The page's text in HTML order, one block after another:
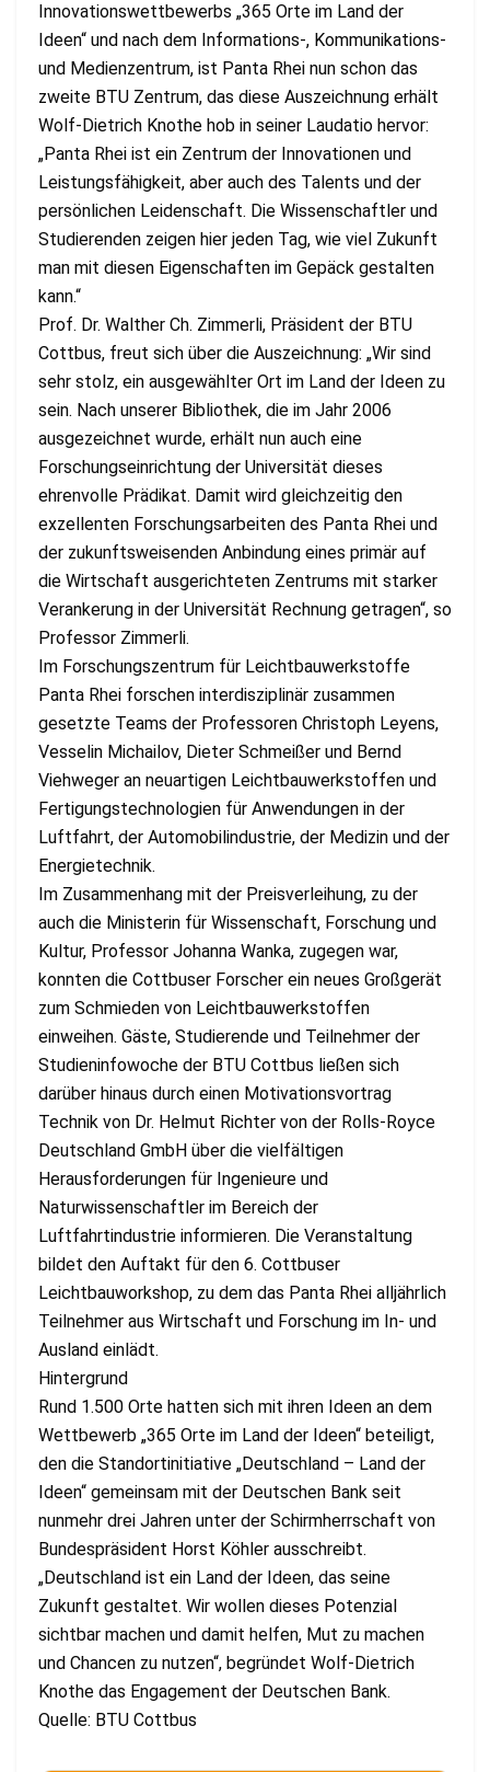
Innovationswettbewerbs „365 Orte im Land der
Ideen“ und nach dem Informations-, Kommunikations-
und Medienzentrum, ist Panta Rhei nun schon das
zweite BTU Zentrum, das diese Auszeichnung erhält
Wolf-Dietrich Knothe hob in seiner Laudatio hervor:
„Panta Rhei ist ein Zentrum der Innovationen und
Leistungsfähigkeit, aber auch des Talents und der
persönlichen Leidenschaft. Die Wissenschaftler und
Studierenden zeigen hier jeden Tag, wie viel Zukunft
man mit diesen Eigenschaften im Gepäck gestalten
kann.“
Prof. Dr. Walther Ch. Zimmerli, Präsident der BTU
Cottbus, freut sich über die Auszeichnung: „Wir sind
sehr stolz, ein ausgewählter Ort im Land der Ideen zu
sein. Nach unserer Bibliothek, die im Jahr 2006
ausgezeichnet wurde, erhält nun auch eine
Forschungseinrichtung der Universität dieses
ehrenvolle Prädikat. Damit wird gleichzeitig den
exzellenten Forschungsarbeiten des Panta Rhei und
der zukunftsweisenden Anbindung eines primär auf
die Wirtschaft ausgerichteten Zentrums mit starker
Verankerung in der Universität Rechnung getragen“, so
Professor Zimmerli.
Im Forschungszentrum für Leichtbauwerkstoffe
Panta Rhei forschen interdisziplinär zusammen
gesetzte Teams der Professoren Christoph Leyens,
Vesselin Michailov, Dieter Schmeißer und Bernd
Viehweger an neuartigen Leichtbauwerkstoffen und
Fertigungstechnologien für Anwendungen in der
Luftfahrt, der Automobilindustrie, der Medizin und der
Energietechnik.
Im Zusammenhang mit der Preisverleihung, zu der
auch die Ministerin für Wissenschaft, Forschung und
Kultur, Professor Johanna Wanka, zugegen war,
konnten die Cottbuser Forscher ein neues Großgerät
zum Schmieden von Leichtbauwerkstoffen
einweihen. Gäste, Studierende und Teilnehmer der
Studieninfowoche der BTU Cottbus ließen sich
darüber hinaus durch einen Motivationsvortrag
Technik von Dr. Helmut Richter von der Rolls-Royce
Deutschland GmbH über die vielfältigen
Herausforderungen für Ingenieure und
Naturwissenschaftler im Bereich der
Luftfahrtindustrie informieren. Die Veranstaltung
bildet den Auftakt für den 6. Cottbuser
Leichtbauworkshop, zu dem das Panta Rhei alljährlich
Teilnehmer aus Wirtschaft und Forschung im In- und
Ausland einlädt.
Hintergrund
Rund 1.500 Orte hatten sich mit ihren Ideen an dem
Wettbewerb „365 Orte im Land der Ideen“ beteiligt,
den die Standortinitiative „Deutschland – Land der
Ideen“ gemeinsam mit der Deutschen Bank seit
nunmehr drei Jahren unter der Schirmherrschaft von
Bundespräsident Horst Köhler ausschreibt.
„Deutschland ist ein Land der Ideen, das seine
Zukunft gestaltet. Wir wollen dieses Potenzial
sichtbar machen und damit helfen, Mut zu machen
und Chancen zu nutzen“, begründet Wolf-Dietrich
Knothe das Engagement der Deutschen Bank.
Quelle: BTU Cottbus